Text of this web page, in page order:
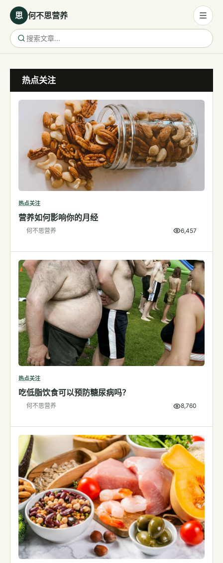
思 何不思营养
营养与饮食
保健食品
代谢健康
生殖健康
运动
睡眠
指标解读
体检与复查
医学百科
视频
视频博客
营养科普视频
热点关注
热点关注
营养如何影响你的月经
何不思营养 6,457
热点关注
吃低脂饮食可以预防糖尿病吗？
何不思营养 8,760